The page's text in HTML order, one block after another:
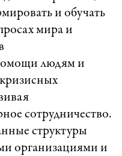
и обучать
мира и
людям и
сотрудничество.
структуры
организациями и